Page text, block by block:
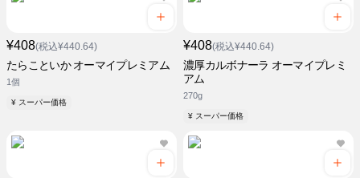
¥408(税込¥440.64)
たらこといか オーマイプレミアム
1個
¥ スーパー価格
¥408(税込¥440.64)
濃厚カルボナーラ オーマイプレミ
アム
270g
¥ スーパー価格